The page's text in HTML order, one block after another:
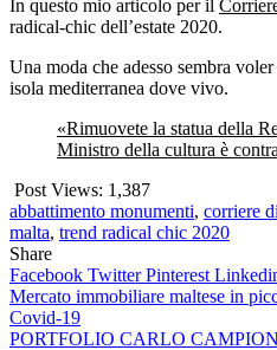
In questo mio articolo per il
radical-chic dell’estate 2020.
Una moda che adesso sembra
isola mediterranea dove vivo.
«Rimuovete la statua della
Ministro della cultura è
Post Views: 1,387
abbattimento monumenti, corriere
malta, trend radical chic 2020
Share
Facebook TwitterPinterest
Post
navigation
Mercato immobiliare maltese in
Covid-19
PORTFOLIO CARLO